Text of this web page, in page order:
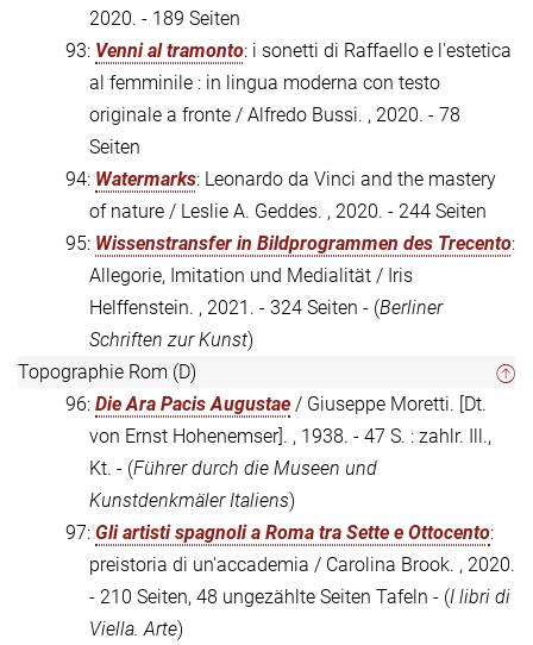
2020. - 189 Seiten
93: Venni al tramonto: i sonetti di Raffaello e l'estetica
al femminile : in lingua moderna con testo
originale a fronte / Alfredo Bussi. , 2020. - 78
Seiten
94: Watermarks: Leonardo da Vinci and the mastery
of nature / Leslie A. Geddes. , 2020. - 244 Seiten
95: Wissenstransfer in Bildprogrammen des Trecento:
Allegorie, Imitation und Medialität / Iris
Helffenstein. , 2021. - 324 Seiten - (Berliner
Schriften zur Kunst)
Topographie Rom (D)
96: Die Ara Pacis Augustae / Giuseppe Moretti. [Dt.
von Ernst Hohenemser]. , 1938. - 47 S. : zahlr. Ill.,
Kt. - (Führer durch die Museen und
Kunstdenkmäler Italiens)
97: Gli artisti spagnoli a Roma tra Sette e Ottocento:
preistoria di un'accademia / Carolina Brook. , 2020.
- 210 Seiten, 48 ungezählte Seiten Tafeln - (I libri di
Viella. Arte)